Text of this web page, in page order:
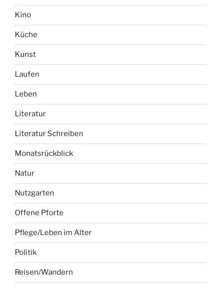
Kino
Küche
Kunst
Laufen
Leben
Literatur
Literatur Schreiben
Monatsrückblick
Natur
Nutzgarten
Offene Pforte
Pflege/Leben im Alter
Politik
Reisen/Wandern